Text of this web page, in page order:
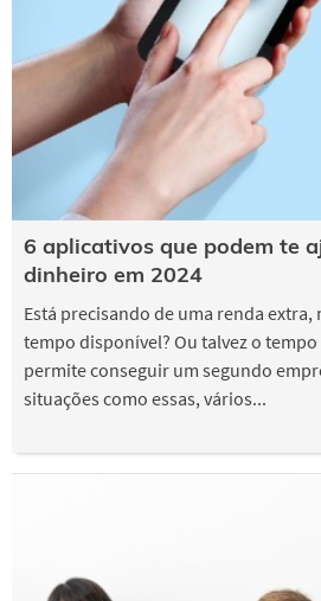
6 aplicativos que podem te
dinheiro em 2024
Está precisando de uma renda extra,
tempo disponível? Ou talvez o
permite conseguir um segundo
situações como essas, vários...